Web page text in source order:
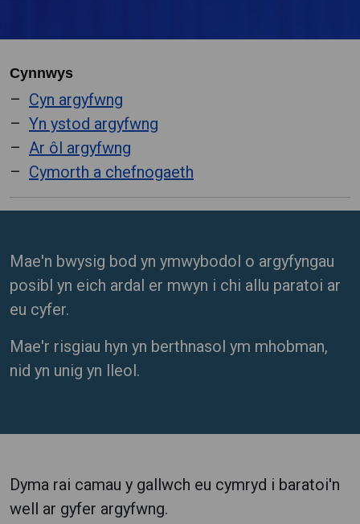
Cynnwys
Cyn argyfwng
Yn ystod argyfwng
Ar ôl argyfwng
Cymorth a chefnogaeth
Mae'n bwysig bod yn ymwybodol o argyfyngau
posibl yn eich ardal er mwyn i chi allu paratoi ar
eu cyfer.
Mae'r risgiau hyn yn berthnasol ym mhobman,
nid yn unig yn lleol.
Dyma rai camau y gallwch eu cymryd i baratoi'n
well ar gyfer argyfwng.